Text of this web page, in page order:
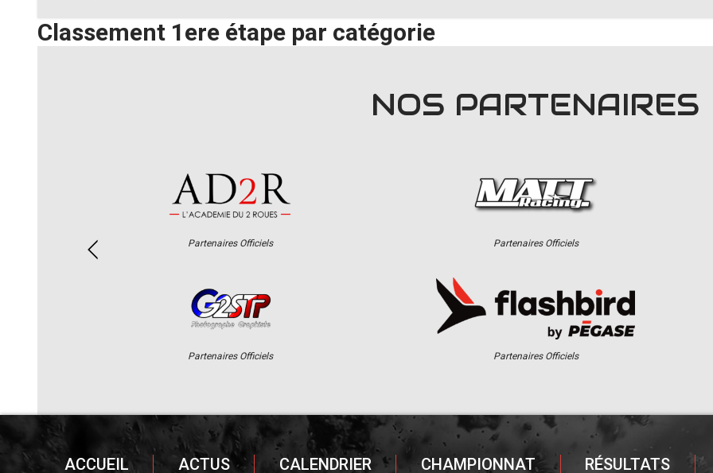
Classement 1ere étape par catégorie
NOS PARTENAIRES
Partenaires Officiels
Partenaires Officiels
Partenaires Officiels
Partenaires Officiels
ACCUEIL ACTUS CALENDRIER CHAMPIONNAT RÉSULTATS